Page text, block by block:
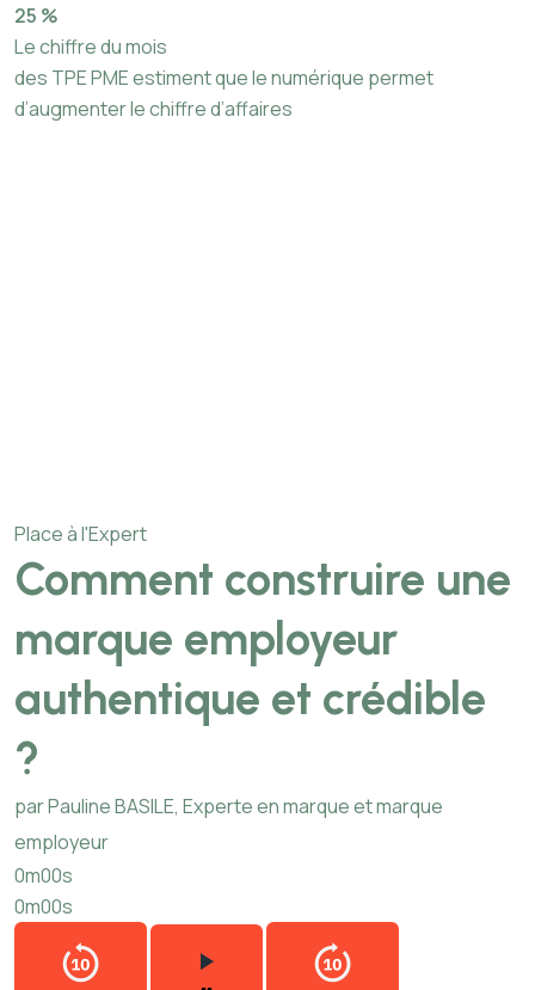
25 %
Le chiffre du mois
des TPE PME estiment que le numérique permet
d’augmenter le chiffre d’affaires
Place à l'Expert
Comment construire une
marque employeur
authentique et crédible
?
par Pauline BASILE, Experte en marque et marque
employeur
0m00s
0m00s